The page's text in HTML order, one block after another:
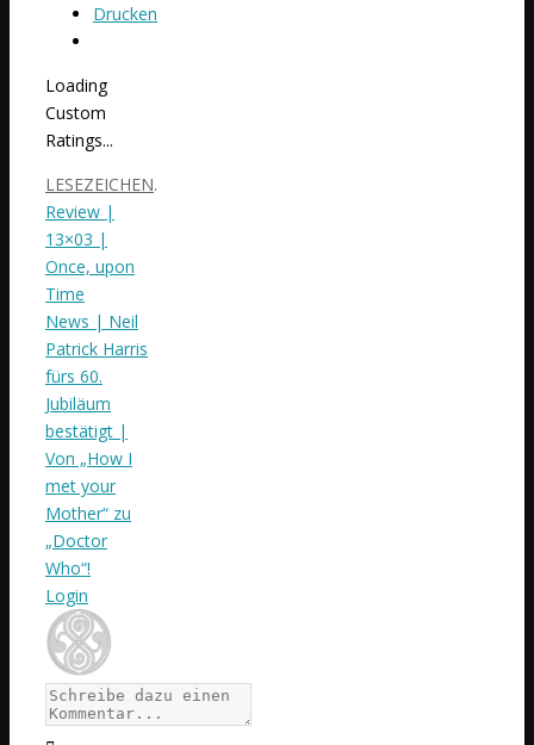
Drucken
Loading
Custom
Ratings...
LESEZEICHEN.
Review |
13×03 |
Once, upon
Time
News | Neil
Patrick Harris
fürs 60.
Jubiläum
bestätigt |
Von „How I
met your
Mother“ zu
„Doctor
Who“!
Login